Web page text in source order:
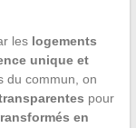
les logements
unique et
du commun, on
pour
en